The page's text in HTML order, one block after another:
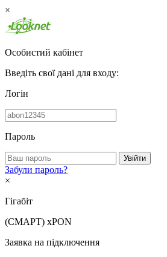
×
Особистий кабінет
Введіть свої дані для входу:
Логін
Пароль
Увійти
Забули пароль?
×
Гігабіт
(СМАРТ) xPON
Заявка на підключення